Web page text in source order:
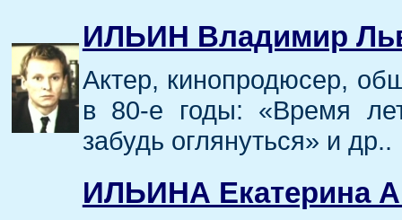
ИЛЬИН Владимир
Актер, кинопродюсер,
в 80-е годы: «Время
забудь оглянуться» и др..
ИЛЬИНА Екатерина